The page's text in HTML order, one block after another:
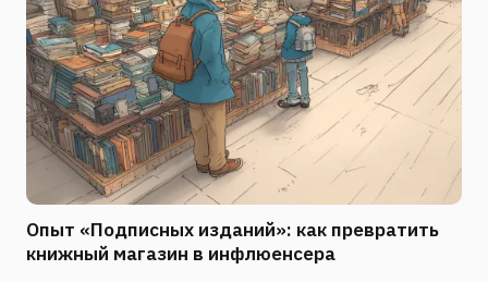
Опыт «Подписных изданий»: как превратить
книжный магазин в инфлюенсера